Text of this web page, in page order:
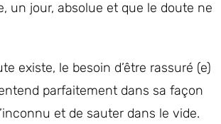
un jour, absolue et que le doute ne
existe, le besoin d’être rassuré (e)
parfaitement dans sa façon
et de sauter dans le vide.